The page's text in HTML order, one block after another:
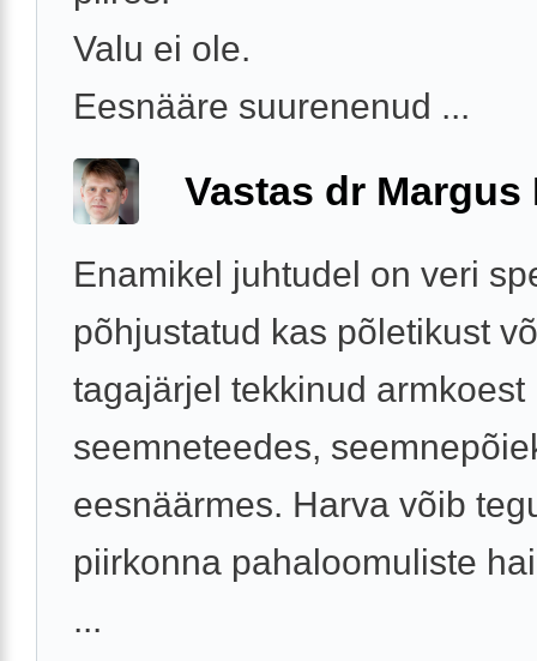
Valu ei ole.
Eesnääre suurenenud ...
Vastas dr Margus
Enamikel juhtudel on veri
põhjustatud kas põletikust
tagajärjel tekkinud armkoest
seemneteedes,
eesnäärmes. Harva võib
piirkonna pahaloomuliste
...